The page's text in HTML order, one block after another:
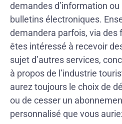
demandes d’information
bulletins électroniques.
demandera parfois, via des
êtes intéressé à recevoir
sujet d’autres services,
à propos de l’industrie
aurez toujours le choix de
ou de cesser un
personnalisé que vous